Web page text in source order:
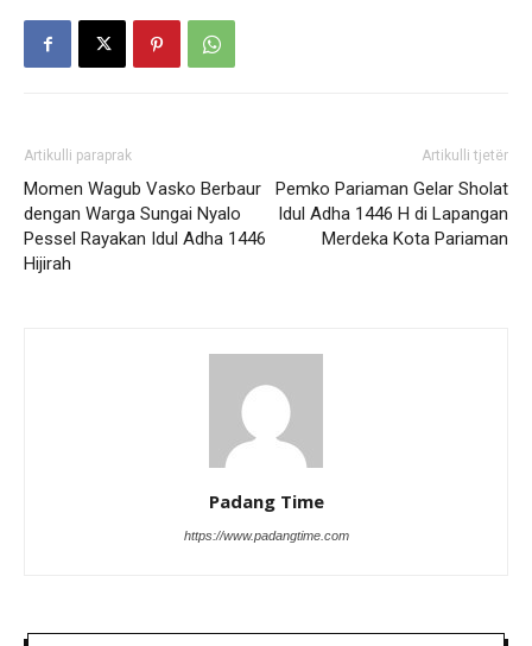
Artikulli paraprak
Momen Wagub Vasko Berbaur
dengan Warga Sungai Nyalo
Pessel Rayakan Idul Adha 1446
Hijirah
Artikulli tjetër
Pemko Pariaman Gelar Sholat
Idul Adha 1446 H di Lapangan
Merdeka Kota Pariaman
Padang Time
https://www.padangtime.com